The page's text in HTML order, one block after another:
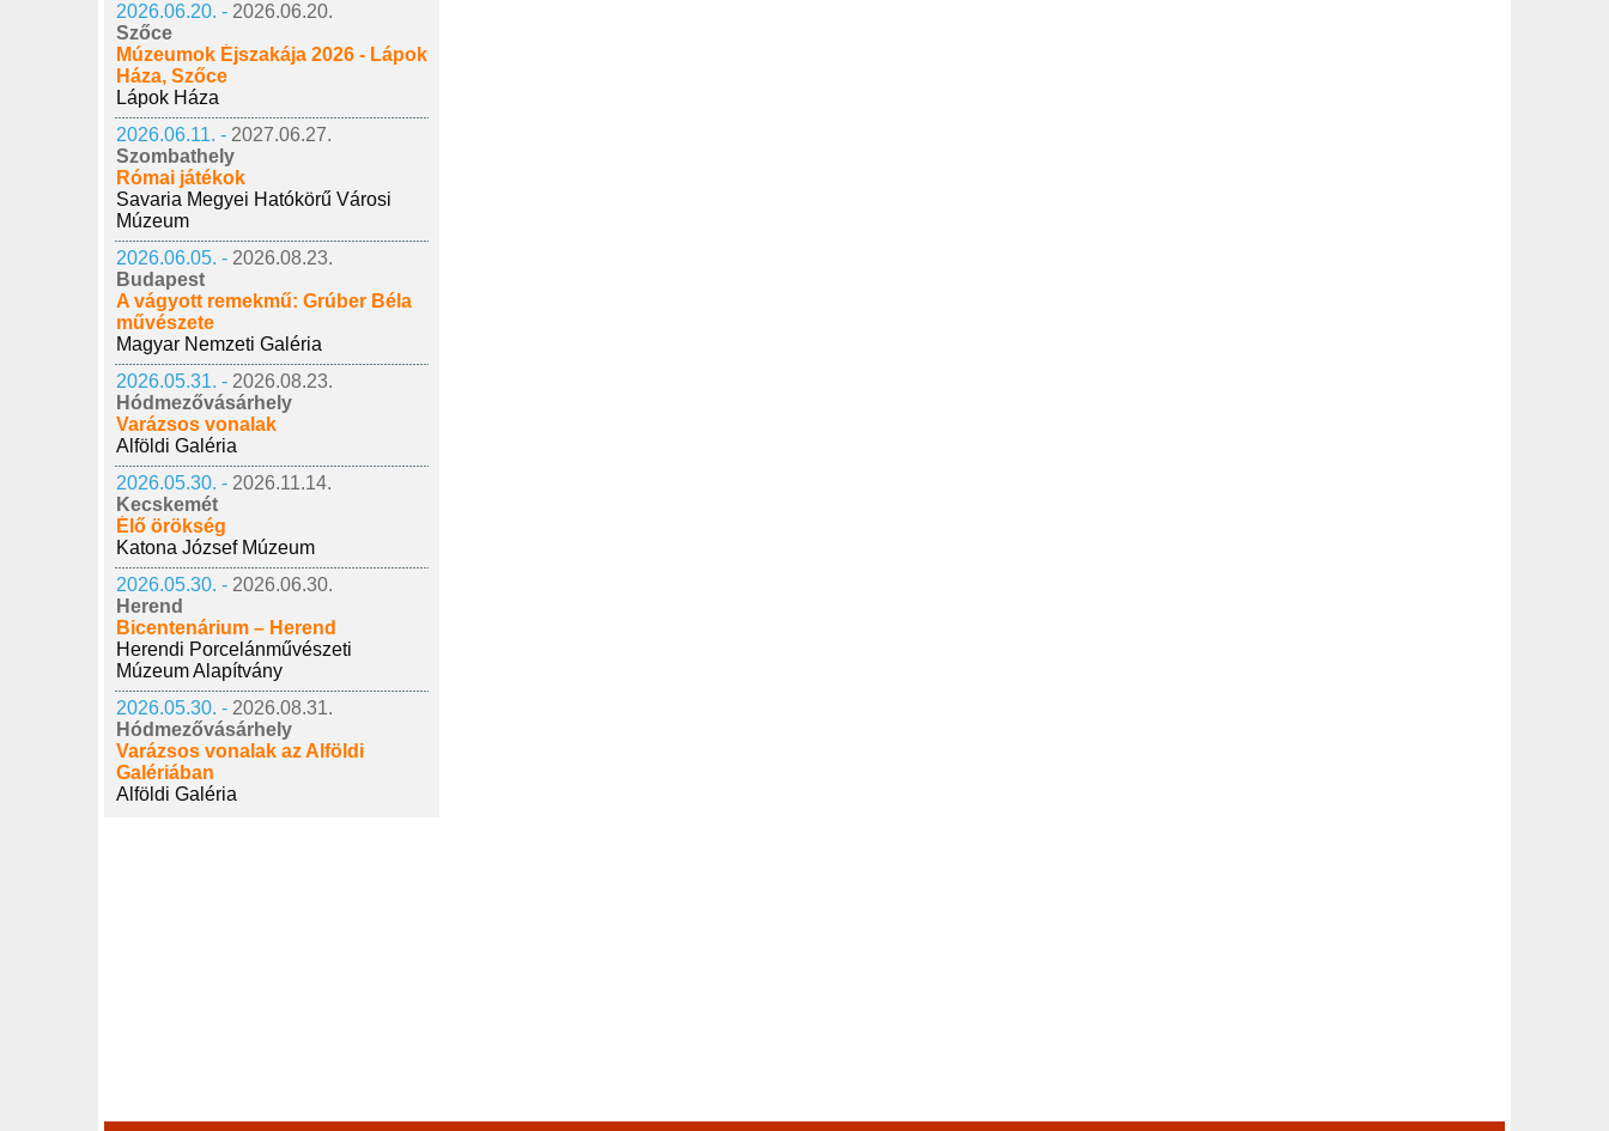
2026.06.20. - 2026.06.20.
Szőce
Múzeumok Éjszakája 2026 - Lápok
Háza, Szőce
Lápok Háza
2026.06.11. - 2027.06.27.
Szombathely
Római játékok
Savaria Megyei Hatókörű Városi
Múzeum
2026.06.05. - 2026.08.23.
Budapest
A vágyott remekmű: Grúber Béla
művészete
Magyar Nemzeti Galéria
2026.05.31. - 2026.08.23.
Hódmezővásárhely
Varázsos vonalak
Alföldi Galéria
2026.05.30. - 2026.11.14.
Kecskemét
Élő örökség
Katona József Múzeum
2026.05.30. - 2026.06.30.
Herend
Bicentenárium – Herend
Herendi Porcelánművészeti
Múzeum Alapítvány
2026.05.30. - 2026.08.31.
Hódmezővásárhely
Varázsos vonalak az Alföldi
Galériában
Alföldi Galéria